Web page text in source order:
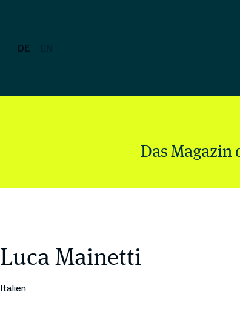
DE
Das Magazin
Luca Mainetti
Italien